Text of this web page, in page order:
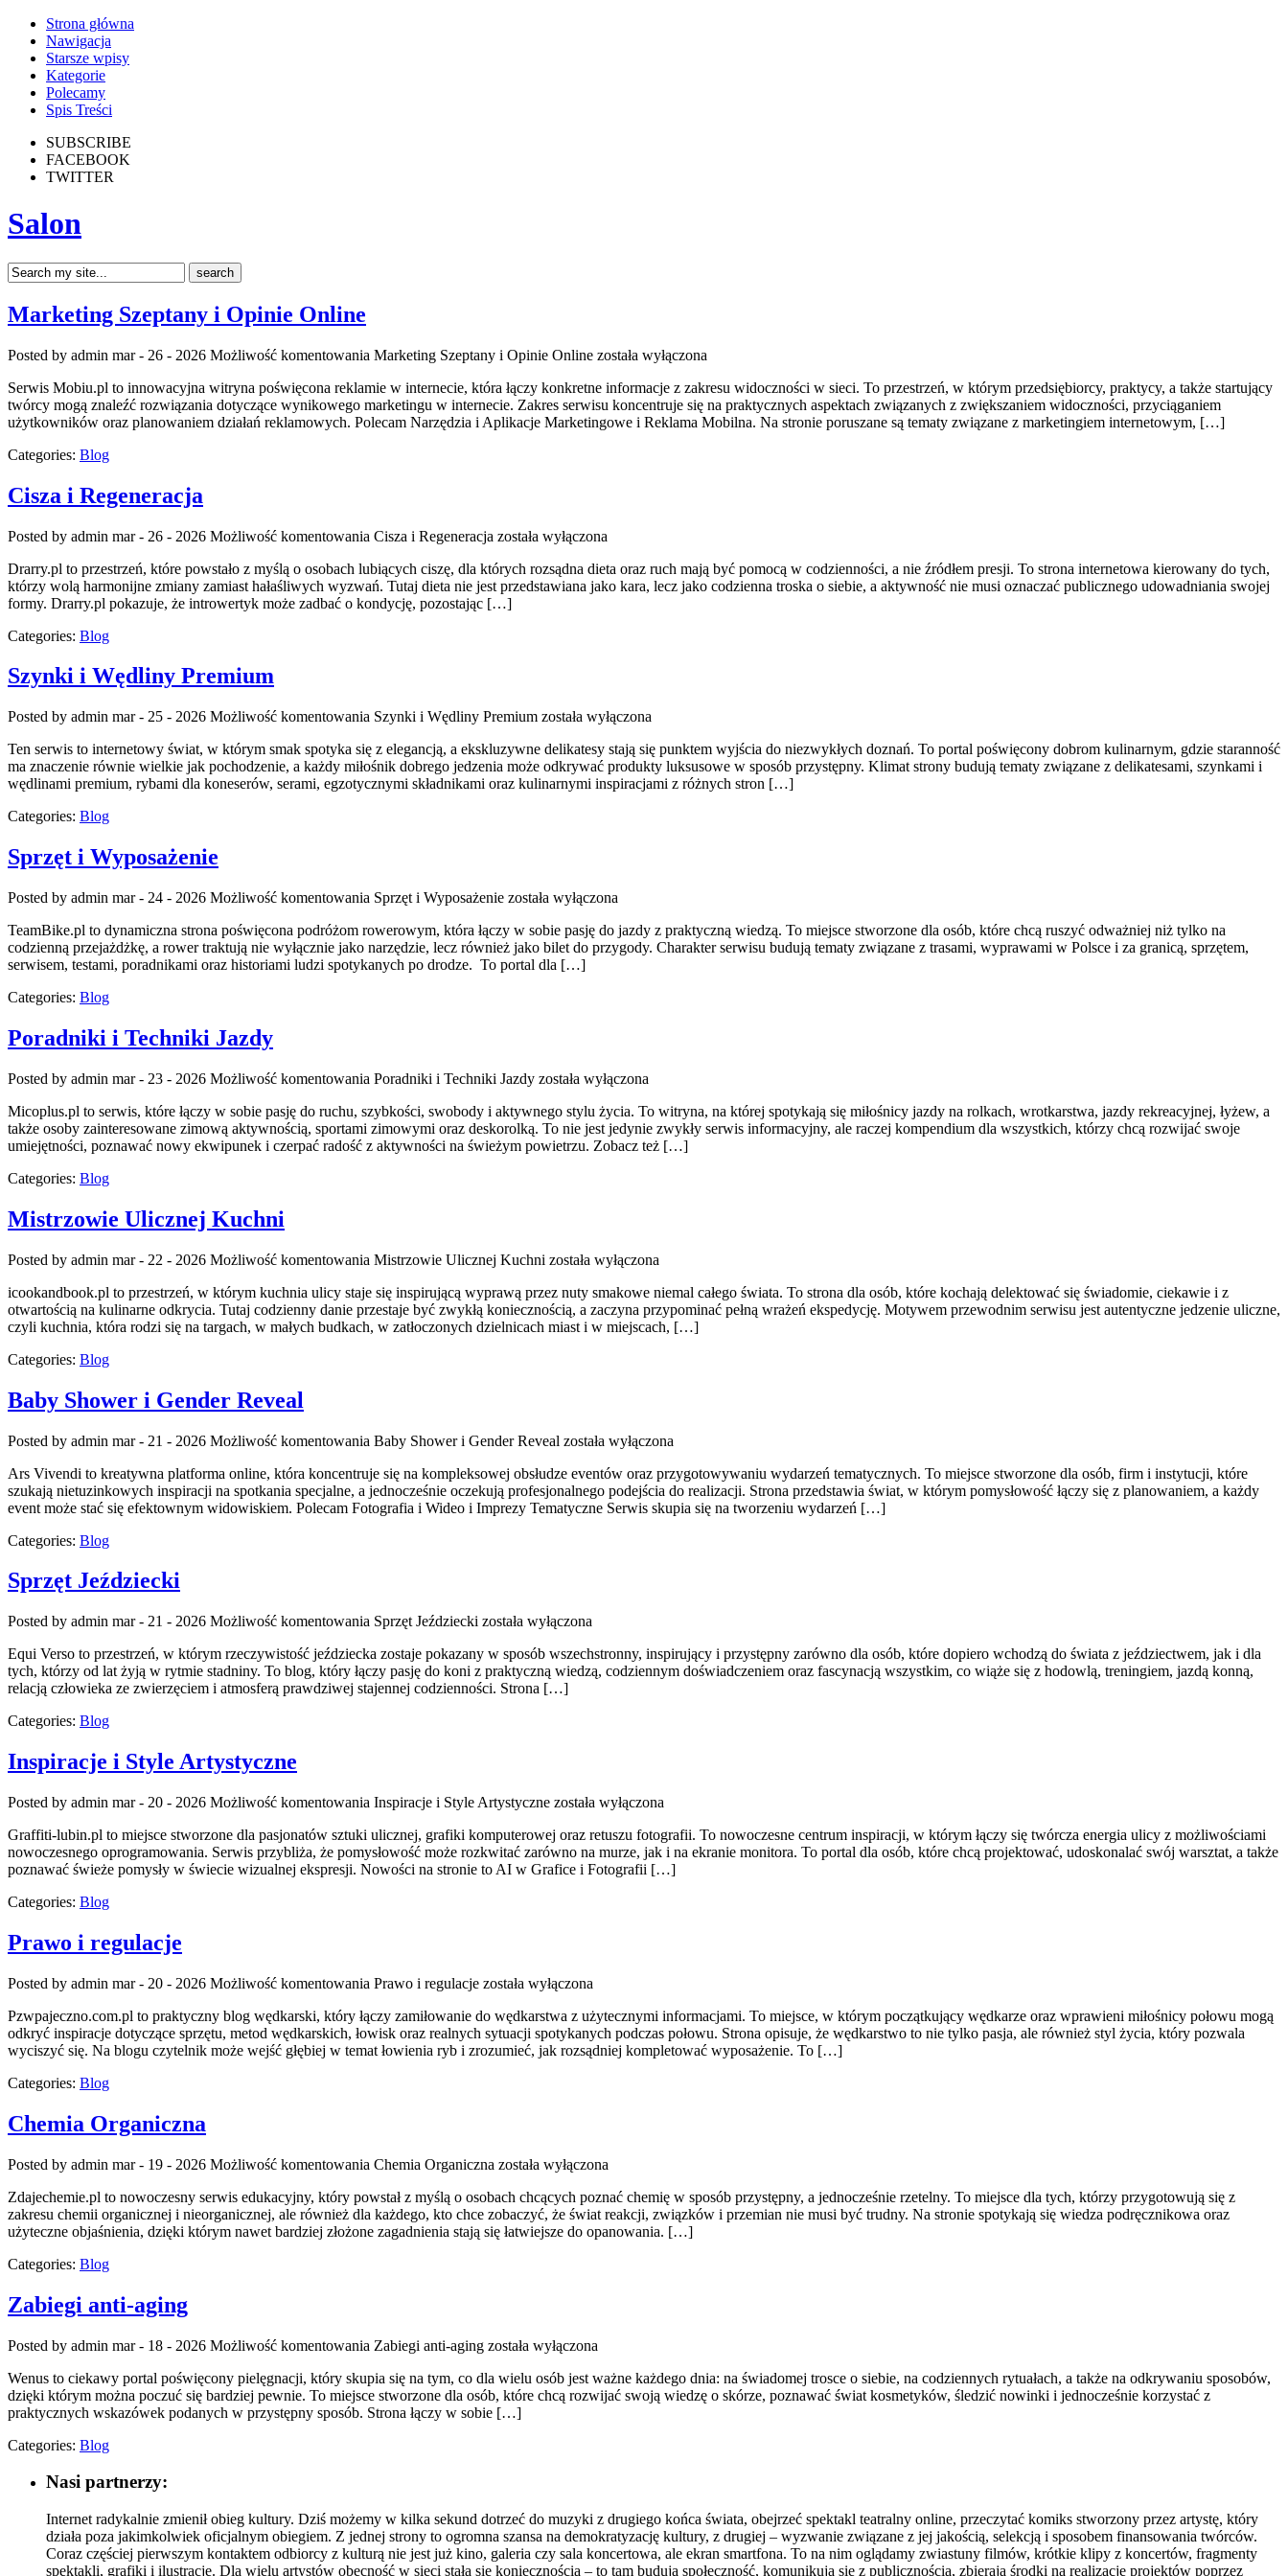
Strona główna
Nawigacja
Starsze wpisy
Kategorie
Polecamy
Spis Treści
SUBSCRIBE
FACEBOOK
TWITTER
Salon
Marketing Szeptany i Opinie Online
Posted by admin mar - 26 - 2026 Możliwość komentowania Marketing Szeptany i Opinie Online została wyłączona
Serwis Mobiu.pl to innowacyjna witryna poświęcona reklamie w internecie, która łączy konkretne informacje z zakresu widoczności w sieci. To przestrzeń, w którym przedsiębiorcy, praktycy, a także startujący
twórcy mogą znaleźć rozwiązania dotyczące wynikowego marketingu w internecie. Zakres serwisu koncentruje się na praktycznych aspektach związanych z zwiększaniem widoczności, przyciąganiem
użytkowników oraz planowaniem działań reklamowych. Polecam Narzędzia i Aplikacje Marketingowe i Reklama Mobilna. Na stronie poruszane są tematy związane z marketingiem internetowym, […]
Categories: Blog
Cisza i Regeneracja
Posted by admin mar - 26 - 2026 Możliwość komentowania Cisza i Regeneracja została wyłączona
Drarry.pl to przestrzeń, które powstało z myślą o osobach lubiących ciszę, dla których rozsądna dieta oraz ruch mają być pomocą w codzienności, a nie źródłem presji. To strona internetowa kierowany do tych,
którzy wolą harmonijne zmiany zamiast hałaśliwych wyzwań. Tutaj dieta nie jest przedstawiana jako kara, lecz jako codzienna troska o siebie, a aktywność nie musi oznaczać publicznego udowadniania swojej
formy. Drarry.pl pokazuje, że introwertyk może zadbać o kondycję, pozostając […]
Categories: Blog
Szynki i Wędliny Premium
Posted by admin mar - 25 - 2026 Możliwość komentowania Szynki i Wędliny Premium została wyłączona
Ten serwis to internetowy świat, w którym smak spotyka się z elegancją, a ekskluzywne delikatesy stają się punktem wyjścia do niezwykłych doznań. To portal poświęcony dobrom kulinarnym, gdzie staranność
ma znaczenie równie wielkie jak pochodzenie, a każdy miłośnik dobrego jedzenia może odkrywać produkty luksusowe w sposób przystępny. Klimat strony budują tematy związane z delikatesami, szynkami i
wędlinami premium, rybami dla koneserów, serami, egzotycznymi składnikami oraz kulinarnymi inspiracjami z różnych stron […]
Categories: Blog
Sprzęt i Wyposażenie
Posted by admin mar - 24 - 2026 Możliwość komentowania Sprzęt i Wyposażenie została wyłączona
TeamBike.pl to dynamiczna strona poświęcona podróżom rowerowym, która łączy w sobie pasję do jazdy z praktyczną wiedzą. To miejsce stworzone dla osób, które chcą ruszyć odważniej niż tylko na
codzienną przejażdżkę, a rower traktują nie wyłącznie jako narzędzie, lecz również jako bilet do przygody. Charakter serwisu budują tematy związane z trasami, wyprawami w Polsce i za granicą, sprzętem,
serwisem, testami, poradnikami oraz historiami ludzi spotykanych po drodze. To portal dla […]
Categories: Blog
Poradniki i Techniki Jazdy
Posted by admin mar - 23 - 2026 Możliwość komentowania Poradniki i Techniki Jazdy została wyłączona
Micoplus.pl to serwis, które łączy w sobie pasję do ruchu, szybkości, swobody i aktywnego stylu życia. To witryna, na której spotykają się miłośnicy jazdy na rolkach, wrotkarstwa, jazdy rekreacyjnej, łyżew, a
także osoby zainteresowane zimową aktywnością, sportami zimowymi oraz deskorolką. To nie jest jedynie zwykły serwis informacyjny, ale raczej kompendium dla wszystkich, którzy chcą rozwijać swoje
umiejętności, poznawać nowy ekwipunek i czerpać radość z aktywności na świeżym powietrzu. Zobacz też […]
Categories: Blog
Mistrzowie Ulicznej Kuchni
Posted by admin mar - 22 - 2026 Możliwość komentowania Mistrzowie Ulicznej Kuchni została wyłączona
icookandbook.pl to przestrzeń, w którym kuchnia ulicy staje się inspirującą wyprawą przez nuty smakowe niemal całego świata. To strona dla osób, które kochają delektować się świadomie, ciekawie i z
otwartością na kulinarne odkrycia. Tutaj codzienny danie przestaje być zwykłą koniecznością, a zaczyna przypominać pełną wrażeń ekspedycję. Motywem przewodnim serwisu jest autentyczne jedzenie uliczne,
czyli kuchnia, która rodzi się na targach, w małych budkach, w zatłoczonych dzielnicach miast i w miejscach, […]
Categories: Blog
Baby Shower i Gender Reveal
Posted by admin mar - 21 - 2026 Możliwość komentowania Baby Shower i Gender Reveal została wyłączona
Ars Vivendi to kreatywna platforma online, która koncentruje się na kompleksowej obsłudze eventów oraz przygotowywaniu wydarzeń tematycznych. To miejsce stworzone dla osób, firm i instytucji, które
szukają nietuzinkowych inspiracji na spotkania specjalne, a jednocześnie oczekują profesjonalnego podejścia do realizacji. Strona przedstawia świat, w którym pomysłowość łączy się z planowaniem, a każdy
event może stać się efektownym widowiskiem. Polecam Fotografia i Wideo i Imprezy Tematyczne Serwis skupia się na tworzeniu wydarzeń […]
Categories: Blog
Sprzęt Jeździecki
Posted by admin mar - 21 - 2026 Możliwość komentowania Sprzęt Jeździecki została wyłączona
Equi Verso to przestrzeń, w którym rzeczywistość jeździecka zostaje pokazany w sposób wszechstronny, inspirujący i przystępny zarówno dla osób, które dopiero wchodzą do świata z jeździectwem, jak i dla
tych, którzy od lat żyją w rytmie stadniny. To blog, który łączy pasję do koni z praktyczną wiedzą, codziennym doświadczeniem oraz fascynacją wszystkim, co wiąże się z hodowlą, treningiem, jazdą konną,
relacją człowieka ze zwierzęciem i atmosferą prawdziwej stajennej codzienności. Strona […]
Categories: Blog
Inspiracje i Style Artystyczne
Posted by admin mar - 20 - 2026 Możliwość komentowania Inspiracje i Style Artystyczne została wyłączona
Graffiti-lubin.pl to miejsce stworzone dla pasjonatów sztuki ulicznej, grafiki komputerowej oraz retuszu fotografii. To nowoczesne centrum inspiracji, w którym łączy się twórcza energia ulicy z możliwościami
nowoczesnego oprogramowania. Serwis przybliża, że pomysłowość może rozkwitać zarówno na murze, jak i na ekranie monitora. To portal dla osób, które chcą projektować, udoskonalać swój warsztat, a także
poznawać świeże pomysły w świecie wizualnej ekspresji. Nowości na stronie to AI w Grafice i Fotografii […]
Categories: Blog
Prawo i regulacje
Posted by admin mar - 20 - 2026 Możliwość komentowania Prawo i regulacje została wyłączona
Pzwpajeczno.com.pl to praktyczny blog wędkarski, który łączy zamiłowanie do wędkarstwa z użytecznymi informacjami. To miejsce, w którym początkujący wędkarze oraz wprawieni miłośnicy połowu mogą
odkryć inspiracje dotyczące sprzętu, metod wędkarskich, łowisk oraz realnych sytuacji spotykanych podczas połowu. Strona opisuje, że wędkarstwo to nie tylko pasja, ale również styl życia, który pozwala
wyciszyć się. Na blogu czytelnik może wejść głębiej w temat łowienia ryb i zrozumieć, jak rozsądniej kompletować wyposażenie. To […]
Categories: Blog
Chemia Organiczna
Posted by admin mar - 19 - 2026 Możliwość komentowania Chemia Organiczna została wyłączona
Zdajechemie.pl to nowoczesny serwis edukacyjny, który powstał z myślą o osobach chcących poznać chemię w sposób przystępny, a jednocześnie rzetelny. To miejsce dla tych, którzy przygotowują się z
zakresu chemii organicznej i nieorganicznej, ale również dla każdego, kto chce zobaczyć, że świat reakcji, związków i przemian nie musi być trudny. Na stronie spotykają się wiedza podręcznikowa oraz
użyteczne objaśnienia, dzięki którym nawet bardziej złożone zagadnienia stają się łatwiejsze do opanowania. […]
Categories: Blog
Zabiegi anti-aging
Posted by admin mar - 18 - 2026 Możliwość komentowania Zabiegi anti-aging została wyłączona
Wenus to ciekawy portal poświęcony pielęgnacji, który skupia się na tym, co dla wielu osób jest ważne każdego dnia: na świadomej trosce o siebie, na codziennych rytuałach, a także na odkrywaniu sposobów,
dzięki którym można poczuć się bardziej pewnie. To miejsce stworzone dla osób, które chcą rozwijać swoją wiedzę o skórze, poznawać świat kosmetyków, śledzić nowinki i jednocześnie korzystać z
praktycznych wskazówek podanych w przystępny sposób. Strona łączy w sobie […]
Categories: Blog
Nasi partnerzy:
Internet radykalnie zmienił obieg kultury. Dziś możemy w kilka sekund dotrzeć do muzyki z drugiego końca świata, obejrzeć spektakl teatralny online, przeczytać komiks stworzony przez artystę, który
działa poza jakimkolwiek oficjalnym obiegiem. Z jednej strony to ogromna szansa na demokratyzację kultury, z drugiej – wyzwanie związane z jej jakością, selekcją i sposobem finansowania twórców.
Coraz częściej pierwszym kontaktem odbiorcy z kulturą nie jest już kino, galeria czy sala koncertowa, ale ekran smartfona. To na nim oglądamy zwiastuny filmów, krótkie klipy z koncertów, fragmenty
spektakli, grafiki i ilustracje. Dla wielu artystów obecność w sieci stała się koniecznością – to tam budują społeczność, komunikują się z publicznością, zbierają środki na realizację projektów poprzez